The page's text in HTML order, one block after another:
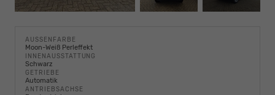
AUSSENFARBE
Moon-Weiß Perleffekt
INNENAUSSTATTUNG
Schwarz
GETRIEBE
Automatik
ANTRIEBSACHSE